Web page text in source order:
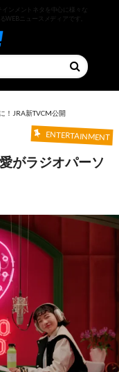
ンメントネタを中心に様々な
WEBニュースメディアです。
！JRA新TVCM公開
ENTERTAINMENT
がラジオパーソ